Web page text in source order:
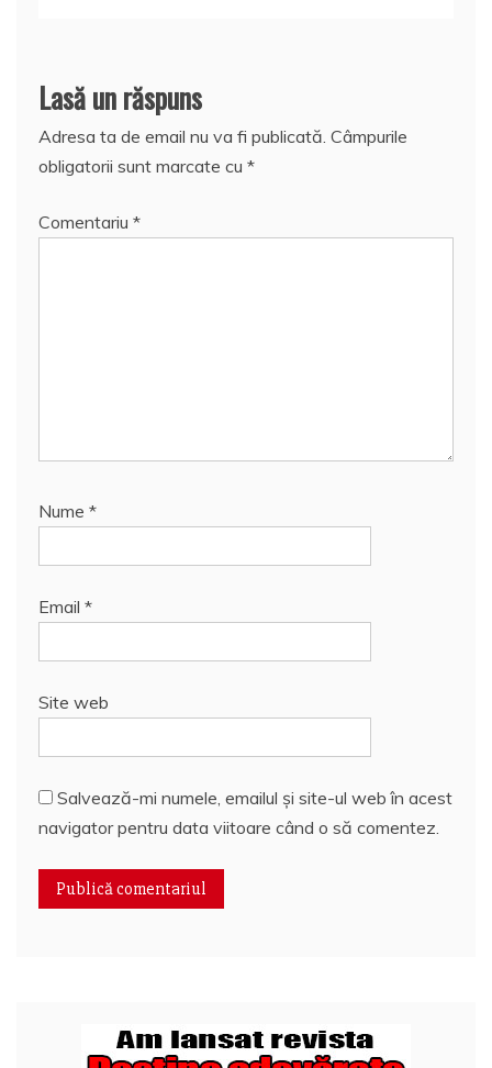
Lasă un răspuns
Adresa ta de email nu va fi publicată. Câmpurile
obligatorii sunt marcate cu *
Comentariu *
Nume *
Email *
Site web
Salvează-mi numele, emailul și site-ul web în acest
navigator pentru data viitoare când o să comentez.